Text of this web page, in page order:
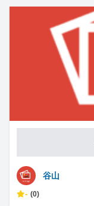
谷山
- (0)